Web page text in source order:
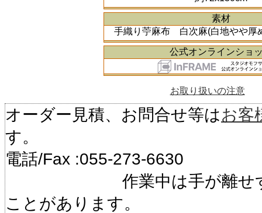
素材
手織り苧麻布 白次麻(白地やや厚
公式オンラインショ
お取り扱いの注意
オーダー見積、お問合せ等はお客
す。
電話/Fax :055-273-6630
作業中は手が離せず電
ことがあります。